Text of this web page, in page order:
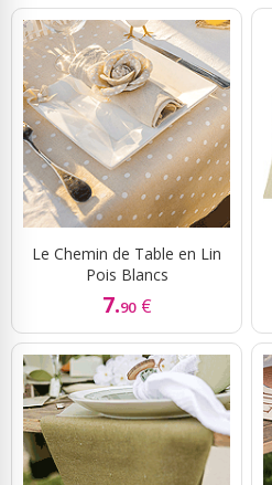
Le Chemin de Table en Lin
Pois Blancs
7.90 €